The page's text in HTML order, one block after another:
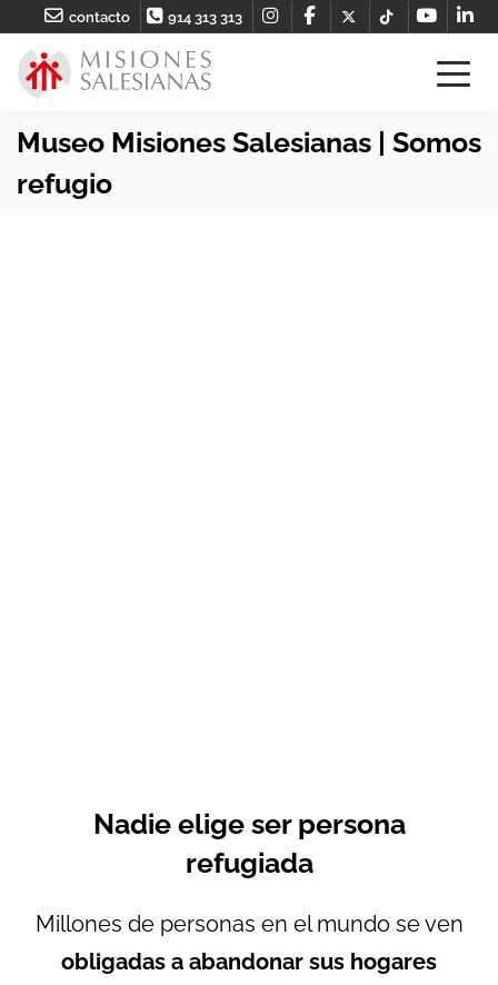
contacto 914 313 313
Museo Misiones Salesianas | Somos
refugio
Nadie elige ser persona
refugiada
Millones de personas en el mundo se ven
obligadas a abandonar sus hogares